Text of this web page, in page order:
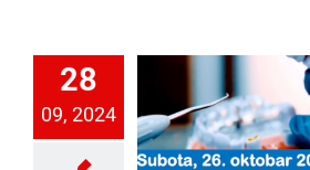
28
09, 2024
Pedodonata i
USFBIH
objavljuje poziv